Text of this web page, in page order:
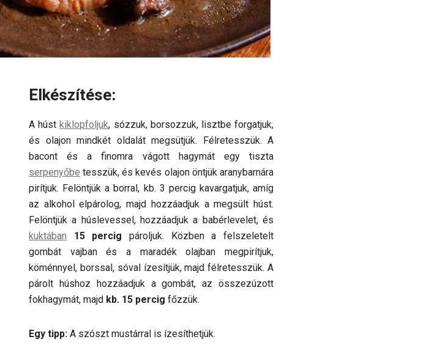
Elkészítése:
A húst kiklopfoljuk, sózzuk, borsozzuk, lisztbe forgatjuk,
és olajon mindkét oldalát megsütjük. Félretesszük. A
bacont és a finomra vágott hagymát egy tiszta
serpenyőbe tesszük, és kevés olajon öntjük aranybarnára
pirítjuk. Felöntjük a borral, kb. 3 percig kavargatjuk, amíg
az alkohol elpárolog, majd hozzáadjuk a megsült húst.
Felöntjük a húslevessel, hozzáadjuk a babérlevelet, és
kuktában
15 percig pároljuk. Közben a felszeletelt
gombát vajban és a maradék olajban megpirítjuk,
köménnyel, borssal, sóval ízesítjük, majd félretesszük. A
párolt húshoz hozzáadjuk a gombát, az összezúzott
fokhagymát, majd kb. 15 percig főzzük.
Egy tipp: A szószt mustárral is ízesíthetjük.